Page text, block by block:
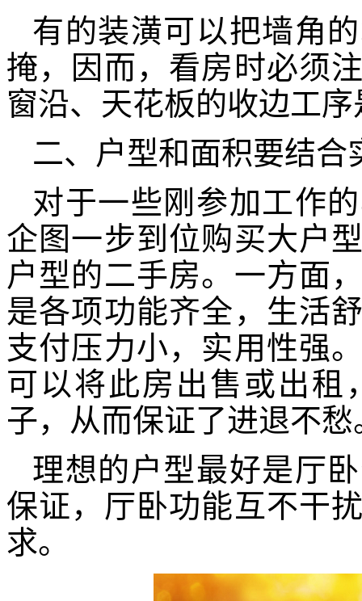
有的装潢可以把墙角
掩，因而，看房时必须
窗沿、天花板的收边工
二、户型和面积要结合
对于一些刚参加工作
企图一步到位购买大户
户型的二手房。一方面
是各项功能齐全，生活
支付压力小，实用性强
可以将此房出售或出租
子，从而保证了进退不愁
理想的户型最好是厅
保证，厅卧功能互不干
求。